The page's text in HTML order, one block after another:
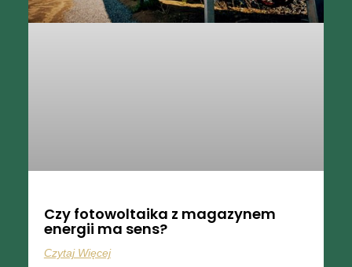
Czy fotowoltaika z magazynem
energii ma sens?
Czytaj Więcej